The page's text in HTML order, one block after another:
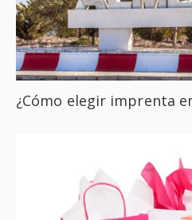
¿Cómo elegir imprenta